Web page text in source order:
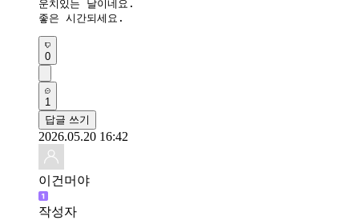
운치있는 날이네요.
좋은 시간되세요.
0
1
답글 쓰기
2026.05.20 16:42
이건머야
작성자